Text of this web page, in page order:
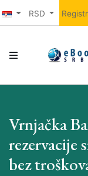
RSD
Vrnjačka
rezervacije
bez